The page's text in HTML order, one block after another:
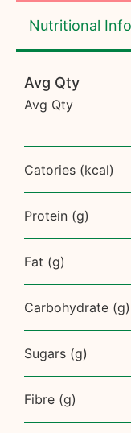
Nutritional
Avg Qty
Avg Qty
Catories (kcal)
Protein (g)
Fat (g)
Carbohydrate (g)
Sugars (g)
Fibre (g)